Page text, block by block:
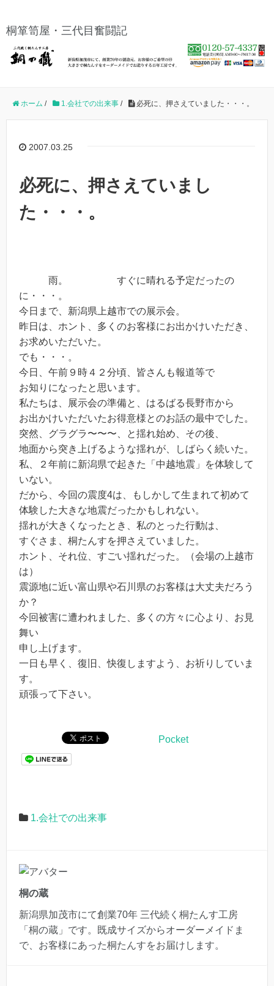
桐箪笥屋・三代目奮闘記
ホーム / 1.会社での出来事 / 必死に、押さえていました・・・。
2007.03.25
必死に、押さえていまし
た・・・。
雨。 すぐに晴れる予定だったの
に・・・。
今日まで、新潟県上越市での展示会。
昨日は、ホント、多くのお客様にお出かけいただき、
お求めいただいた。
でも・・・。
今日、午前９時４２分頃、皆さんも報道等で
お知りになったと思います。
私たちは、展示会の準備と、はるばる長野市から
お出かけいただいたお得意様とのお話の最中でした。
突然、グラグラ〜〜〜、と揺れ始め、その後、
地面から突き上げるような揺れが、しばらく続いた。
私、２年前に新潟県で起きた「中越地震」を体験して
いない。
だから、今回の震度4は、もしかして生まれて初めて
体験した大きな地震だったかもしれない。
揺れが大きくなったとき、私のとった行動は、
すぐさま、桐たんすを押さえていました。
ホント、それ位、すごい揺れだった。（会場の上越市
は）
震源地に近い富山県や石川県のお客様は大丈夫だろう
か？
今回被害に遭われました、多くの方々に心より、お見
舞い
申し上げます。
一日も早く、復旧、快復しますよう、お祈りしていま
す。
頑張って下さい。
Pocket
1.会社での出来事
桐の蔵
新潟県加茂市にて創業70年 三代続く桐たんす工房
「桐の蔵」です。既成サイズからオーダーメイドま
で、お客様にあった桐たんすをお届けします。